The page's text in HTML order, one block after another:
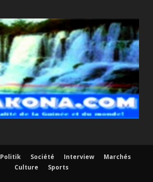
Politik Société Interview
Marchés
Culture
Sports